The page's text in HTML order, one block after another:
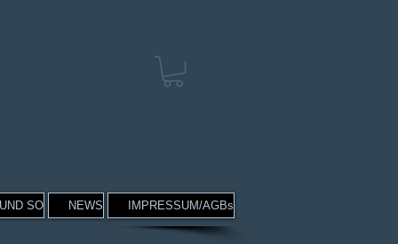
SO NEWS IMPRESSUM/AGBs